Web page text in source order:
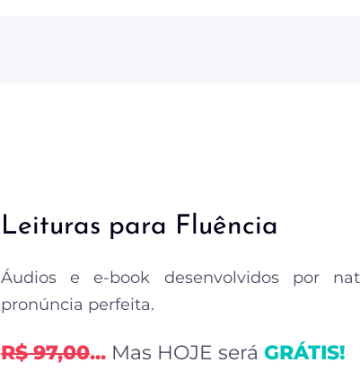
Leituras para Fluência
Áudios e e-book desenvolvidos por
pronúncia perfeita.
R$ 97,00... Mas HOJE será GRÁTIS!